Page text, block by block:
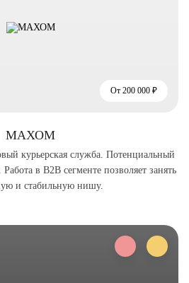
От 200 000 ₽
МАХОМ
курьерская служба. Потенциальный
в B2B сегменте позволяет занять
и стабильную нишу.